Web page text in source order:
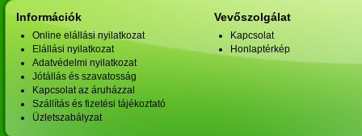
Információk
Online elállási nyilatkozat
Elállási nyilatkozat
Adatvédelmi nyilatkozat
Jótállás és szavatosság
Kapcsolat az áruházzal
Szállítás és fizetési tájékoztató
Üzletszabályzat
Vevőszolgálat
Kapcsolat
Honlaptérkép